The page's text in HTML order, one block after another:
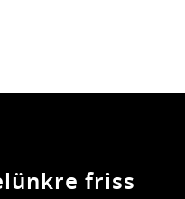
friss